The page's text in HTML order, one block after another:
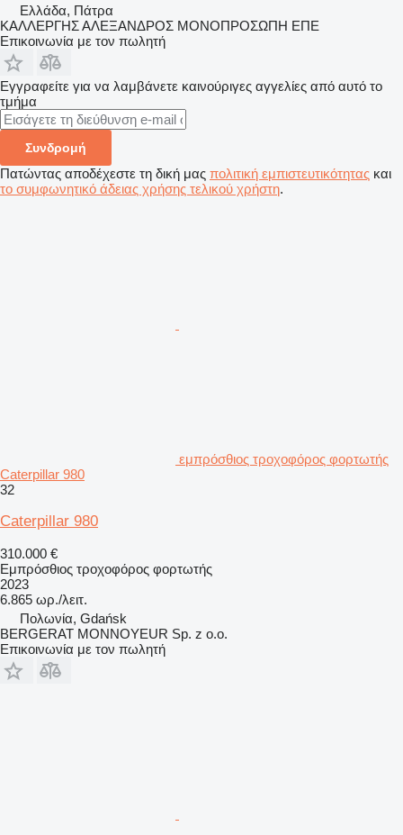
Ελλάδα, Πάτρα
ΚΑΛΛΕΡΓΗΣ ΑΛΕΞΑΝΔΡΟΣ ΜΟΝΟΠΡΟΣΩΠΗ ΕΠΕ
Επικοινωνία με τον πωλητή
Εγγραφείτε για να λαμβάνετε καινούριγες αγγελίες από αυτό το
τμήμα
Συνδρομή
Πατώντας αποδέχεστε τη δική μας πολιτική εμπιστευτικότητας και
το συμφωνητικό άδειας χρήσης τελικού χρήστη.
εμπρόσθιος τροχοφόρος φορτωτής
Caterpillar 980
32
Caterpillar 980
310.000 €
Εμπρόσθιος τροχοφόρος φορτωτής
2023
6.865 ωρ./λειτ.
Πολωνία, Gdańsk
BERGERAT MONNOYEUR Sp. z o.o.
Επικοινωνία με τον πωλητή